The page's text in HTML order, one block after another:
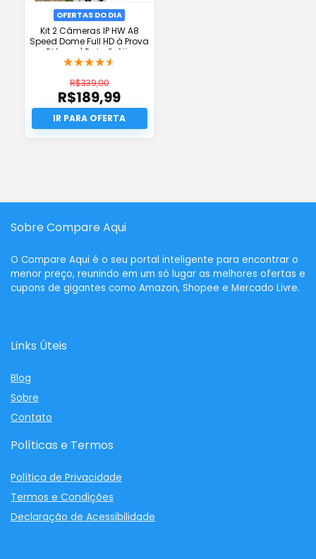
OFERTAS DO DIA
Kit 2 Câmeras IP HW A8
Speed Dome Full HD à Prova
D’água | Frete Grátis
★★★★★
R$339,00
O
preço
original
era:
R$189,99
O
preço
atual
Sobre Compare Aqui
O Compare Aqui é o seu portal inteligente para encontrar o
menor preço, reunindo em um só lugar as melhores ofertas e
cupons de gigantes como Amazon, Shopee e Mercado Livre.
Links Úteis
Blog
Sobre
Contato
Políticas e Termos
Política de Privacidade
Termos e Condições
Declaração de Acessibilidade